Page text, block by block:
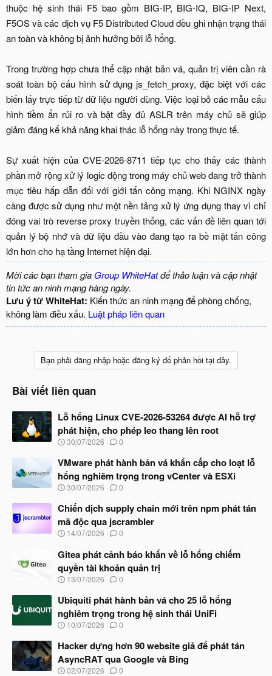
thuộc hệ sinh thái F5 bao gồm BIG-IP, BIG-IQ, BIG-IP Next,
F5OS và các dịch vụ F5 Distributed Cloud đều ghi nhận trạng thái
an toàn và không bị ảnh hưởng bởi lỗ hổng.
Trong trường hợp chưa thể cập nhật bản vá, quản trị viên cần rà
soát toàn bộ cấu hình sử dụng js_fetch_proxy, đặc biệt với các
biến lấy trực tiếp từ dữ liệu người dùng. Việc loại bỏ các mẫu cấu
hình tiềm ẩn rủi ro và bật đầy đủ ASLR trên máy chủ sẽ giúp
giảm đáng kể khả năng khai thác lỗ hổng này trong thực tế.
Sự xuất hiện của CVE-2026-8711 tiếp tục cho thấy các thành
phần mở rộng xử lý logic động trong máy chủ web đang trở thành
mục tiêu hấp dẫn đối với giới tấn công mạng. Khi NGINX ngày
càng được sử dụng như một nền tảng xử lý ứng dụng thay vì chỉ
đóng vai trò reverse proxy truyền thống, các vấn đề liên quan tới
quản lý bộ nhớ và dữ liệu đầu vào đang tạo ra bề mặt tấn công
lớn hơn cho hạ tầng Internet hiện đại.​
Mời các bạn tham gia Group WhiteHatđể thảo luận và cập nhật
tin tức an ninh mạng hàng ngày.
Lưu ý từ WhiteHat: Kiến thức an ninh mạng để phòng chống,
không làm điều xấu. Luật pháp liên quan
Bạn phải đăng nhập hoặc đăng ký để phản hồi tại đây.
Bài viết liên quan
Lỗ hổng Linux CVE-2026-53264 được AI hỗ trợ
phát hiện, cho phép leo thang lên root
N
à
y
b
ắ
đ
ầ
u
30/07/2026 0
VMware phát hành bản vá khẩn cấp cho loạt lỗ
hổng nghiêm trọng trong vCenter và ESXi
N
à
b
ắ
đ
ầ
u
30/07/2026 0
Chiến dịch supply chain mới trên npm phát tán
mã độc qua jscrambler
N
à
y
b
ắ
đ
ầ
u
14/07/2026 0
Gitea phát cảnh báo khẩn về lỗ hổng chiếm
quyền tài khoản quản trị
N
à
b
ắ
đ
ầ
u
13/07/2026 0
Ubiquiti phát hành bản vá cho 25 lỗ hổng
nghiêm trọng trong hệ sinh thái UniFi
N
à
b
ắ
10/07/2026 0
Hacker dựng hơn 90 website giả để phát tán
AsyncRAT qua Google và Bing
N
02/07/2026 0